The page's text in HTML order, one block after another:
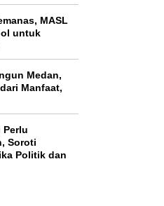
MASL
untuk
Medan,
Manfaat,
Perlu
Soroti
Politik dan